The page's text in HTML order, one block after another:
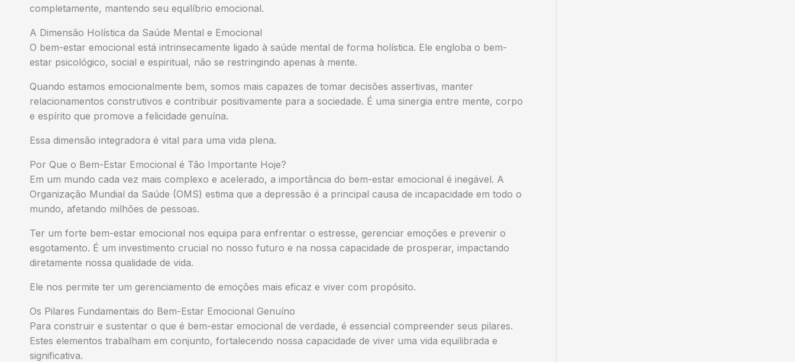
completamente, mantendo seu equilíbrio emocional.
A Dimensão Holística da Saúde Mental e Emocional
O bem-estar emocional está intrinsecamente ligado à saúde mental de forma holística. Ele engloba o bem-
estar psicológico, social e espiritual, não se restringindo apenas à mente.
Quando estamos emocionalmente bem, somos mais capazes de tomar decisões assertivas, manter
relacionamentos construtivos e contribuir positivamente para a sociedade. É uma sinergia entre mente, corpo
e espírito que promove a felicidade genuína.
Essa dimensão integradora é vital para uma vida plena.
Por Que o Bem-Estar Emocional é Tão Importante Hoje?
Em um mundo cada vez mais complexo e acelerado, a importância do bem-estar emocional é inegável. A
Organização Mundial da Saúde (OMS) estima que a depressão é a principal causa de incapacidade em todo o
mundo, afetando milhões de pessoas.
Ter um forte bem-estar emocional nos equipa para enfrentar o estresse, gerenciar emoções e prevenir o
esgotamento. É um investimento crucial no nosso futuro e na nossa capacidade de prosperar, impactando
diretamente nossa qualidade de vida.
Ele nos permite ter um gerenciamento de emoções mais eficaz e viver com propósito.
Os Pilares Fundamentais do Bem-Estar Emocional Genuíno
Para construir e sustentar o que é bem-estar emocional de verdade, é essencial compreender seus pilares.
Estes elementos trabalham em conjunto, fortalecendo nossa capacidade de viver uma vida equilibrada e
significativa.